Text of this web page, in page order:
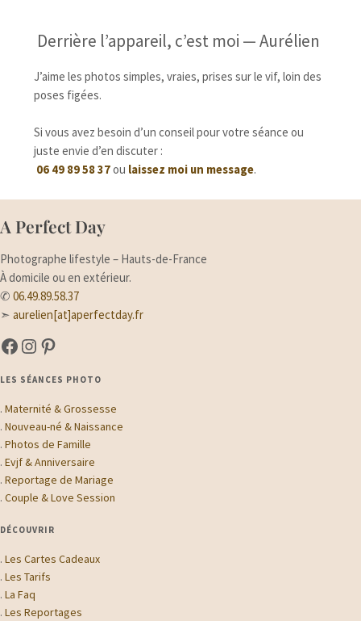
Derrière l’appareil, c’est moi — Aurélien
J’aime les photos simples, vraies, prises sur le vif, loin des
poses figées.
Si vous avez besoin d’un conseil pour votre séance ou
juste envie d’en discuter :
06 49 89 58 37ou laissez moi un message.
A Perfect Day
Photographe lifestyle – Hauts-de-France
À domicile ou en extérieur.
✆06.49.89.58.37
➣aurelien[at]aperfectday.fr
A Perfect Day sur Facebook
A Perfect Day sur Instagram
Suivez-moi sur Pinterest
LES SÉANCES PHOTO
.Maternité & Grossesse
.Nouveau-né & Naissance
.Photos de Famille
.Evjf & Anniversaire
.Reportage de Mariage
.Couple & Love Session
DÉCOUVRIR
.Les Cartes Cadeaux
.Les Tarifs
.La Faq
.Les Reportages